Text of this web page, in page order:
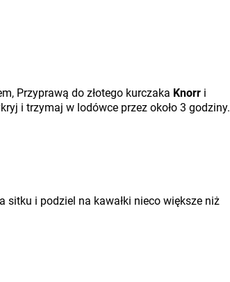
Przyprawą do złotego kurczaka Knorri
i trzymaj w lodówce przez około 3 godziny.
sitku i podziel na kawałki nieco większe niż